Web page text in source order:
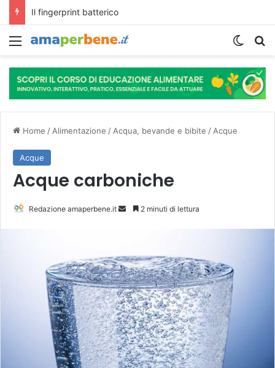
Menu
Home / Alimentazione / Acqua, bevande e bibite / Acque
Acque
Acque carboniche
Redazione amaperbene.it
a
u
n
'
e
m
a
2 minuti di lettura